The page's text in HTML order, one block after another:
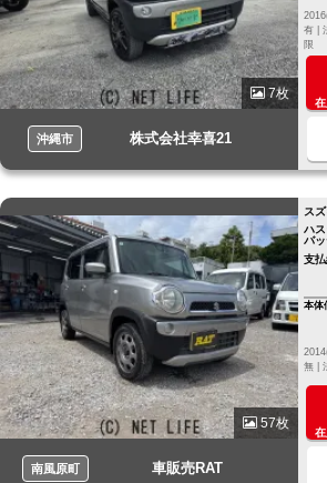
7枚
沖縄市 株式会社幸喜21
有 |
限
57枚
南風原町 車販売RAT
ス
ハ
バ
支
本体
無 |